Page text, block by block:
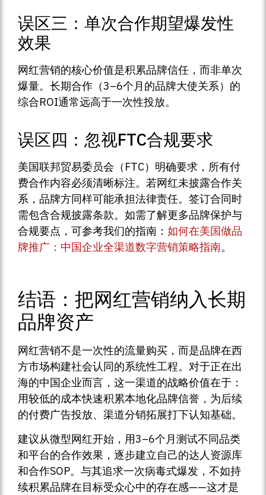
误区三：单次合作期望爆发性
效果
网红营销的核心价值是积累品牌信任，而非单次
爆量。长期合作（3–6个月的品牌大使关系）的
综合ROI通常远高于一次性投放。
误区四：忽视FTC合规要求
美国联邦贸易委员会（FTC）明确要求，所有付
费合作内容必须清晰标注。若网红未披露合作关
系，品牌方同样可能承担法律责任。签订合同时
需包含合规披露条款。如需了解更多品牌保护与
合规要点，可参考我们的指南： 如何在美国做品
牌推广：中国企业全渠道数字营销策略指南。
结语：把网红营销纳入长期
品牌资产
网红营销不是一次性的流量购买，而是品牌在西
方市场构建社会认同的系统性工程。对于正在出
海的中国企业而言，这一渠道的战略价值在于：
用较低的成本快速积累本地化品牌信誉，为后续
的付费广告投放、渠道分销拓展打下认知基础。
建议从微型网红开始，用3–6个月测试不同品类
和平台的合作效果，逐步建立自己的达人资源库
和合作SOP。与其追求一次病毒式爆发，不如持
续积累品牌在目标受众心中的存在感——这才是